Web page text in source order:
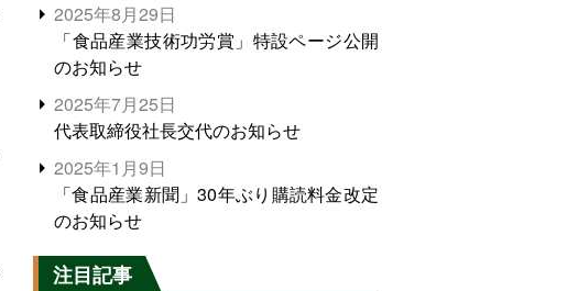
2025年8月29日
「食品産業技術功労賞」特設ページ公開
のお知らせ
2025年7月25日
代表取締役社長交代のお知らせ
2025年1月9日
「食品産業新聞」30年ぶり購読料金改定
のお知らせ
注目記事